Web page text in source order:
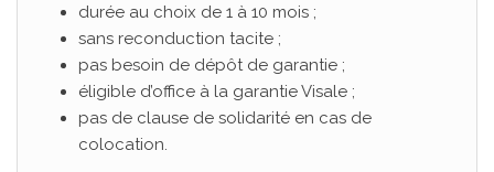
durée au choix de 1 à 10 mois ;
sans reconduction tacite ;
pas besoin de dépôt de garantie ;
éligible d’office à la garantie Visale ;
pas de clause de solidarité en cas de
colocation.